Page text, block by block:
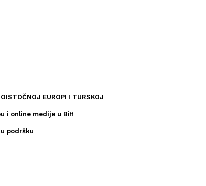
EUROPI I TURSKOJ
i online medije u BiH
podršku